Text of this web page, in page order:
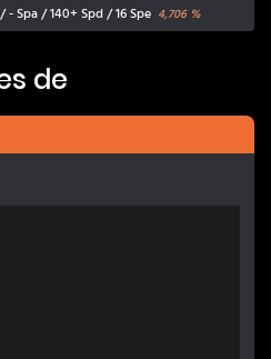
- Spa / 140+ Spd / 16 Spe 4,706%
de